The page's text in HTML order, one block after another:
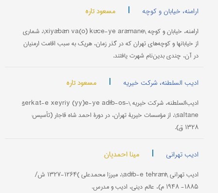
ارامنه، خیابان و کوچه | مسعود تاره
ارامنه، خیابان و کوچه \xiyābān va(o) kūče-ye arāmane\، شماری
از خیابانها و کوچه‌های تهران که در گذر زمان، هریک به سبب اقامت ارمنیان
در آن، چندی بدین‌نام شهرت یافتند.
ادیب السلطنه، شرکت خیریه | مسعود تاره
ادیب‌السلطنه، شرکت خیریه \šerkat-e xeyriy (yy)e-ye adīb-os-
saltane\، از مؤسسات خیریۀ تهران، در دورۀ احمد شاه قاجار (تأسیس:
۱۳۲۸ ق).
ادیب تهرانی | مینا احمدیان
ادیب تهرانی \adīb-e tehrānī\، میرزا محمدعلی )۱۲۶۴-۱۳۲۷ ش/
۱۸۸۵- ۱۹۴۸ م)، عالم دینی، ادیب و مدرس.